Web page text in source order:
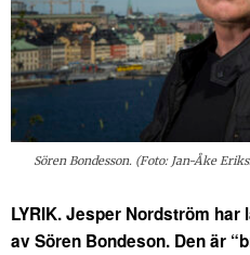
Sören Bondesson. (Foto: Jan-Åke
LYRIK. Jesper Nordström
av Sören Bondeson. Den är